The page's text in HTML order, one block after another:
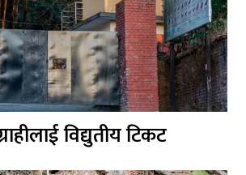
विद्युतीय टिकट